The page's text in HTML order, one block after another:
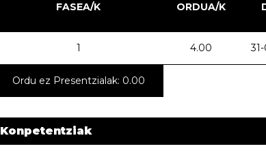
FASEA/K ORDUA/K
1 4.00
Ordu ez Presentzialak: 0.00
Konpetentziak